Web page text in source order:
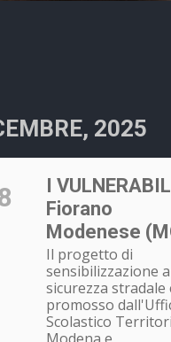
2025
I
Fiorano
Modenese
Il progetto di
sensibilizzazione
sicurezza stradale
promosso
Scolastico